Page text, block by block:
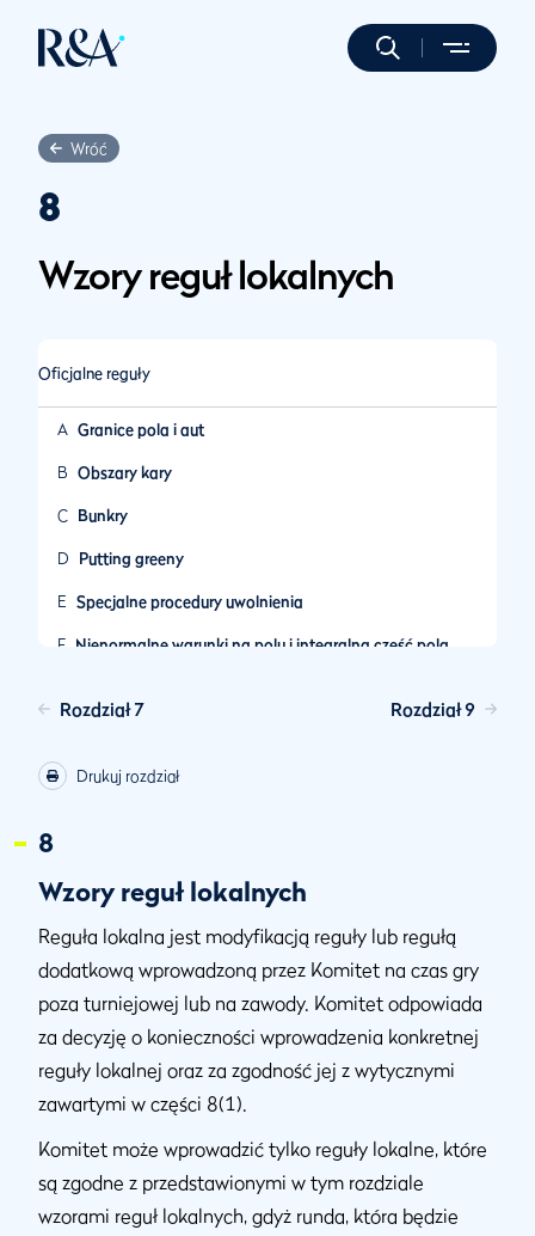
Wróć
8
Wzory reguł lokalnych
Oficjalne reguły
A Granice pola i aut
B Obszary kary
C Bunkry
D Putting greeny
E Specjalne procedury uwolnienia
F Nienormalne warunki na polu i integralna część pola
K Polityki tempa gry
Odpowiedzialności na karcie wyników
M
Wzory reguł lokalnych dla graczy z
niepełnosprawnościami
Rozdział 7 Rozdział 9
Drukuj rozdział
8
Wzory reguł lokalnych
Reguła lokalna jest modyfikacją reguły lub regułą
dodatkową wprowadzoną przez Komitet na czas gry
poza turniejowej lub na zawody. Komitet odpowiada
za decyzję o konieczności wprowadzenia konkretnej
reguły lokalnej oraz za zgodność jej z wytycznymi
zawartymi w części 8(1).
Komitet może wprowadzić tylko reguły lokalne, które
są zgodne z przedstawionymi w tym rozdziale
wzorami reguł lokalnych, gdyż runda, która będzie